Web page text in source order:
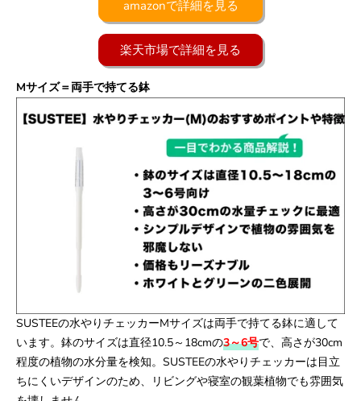
amazonで詳細を見る
楽天市場で詳細を見る
Mサイズ＝両手で持てる鉢
SUSTEEの水やりチェッカーMサイズは両手で持てる鉢に適して
います。鉢のサイズは直径10.5～18cmの3～6号で、高さが30cm
程度の植物の水分量を検知。SUSTEEの水やりチェッカーは目立
ちにくいデザインのため、リビングや寝室の観葉植物でも雰囲気